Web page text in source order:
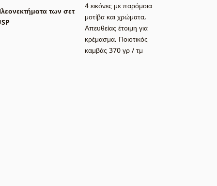
των σετ
4 εικόνες με παρόμοια
μοτίβα και χρώματα,
Απευθείας έτοιμη για
κρέμασμα, Ποιοτικός
καμβάς 370 γρ / τμ